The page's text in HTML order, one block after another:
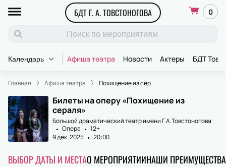
БДТ Г. А. ТОВСТОНОГОВА 0
Календарь Афиша театра Новости Актеры БДТ
Главная Афиша театра Похищение из cер...
Билеты на оперу «Похищение из
cераля»
Большой драматический театр имени Г.А.Товстоногова
Опера
12+
9 дек. 2025
20:00
ВЫБОР ДАТЫ И МЕСТАО МЕРОПРИЯТИИНАШИ ПРЕИМУЩЕСТВА